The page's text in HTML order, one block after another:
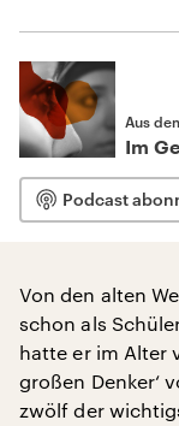
Aus
Im
Podcast
Von den alten
schon als
hatte er im Alter
großen Denker‘
zwölf der